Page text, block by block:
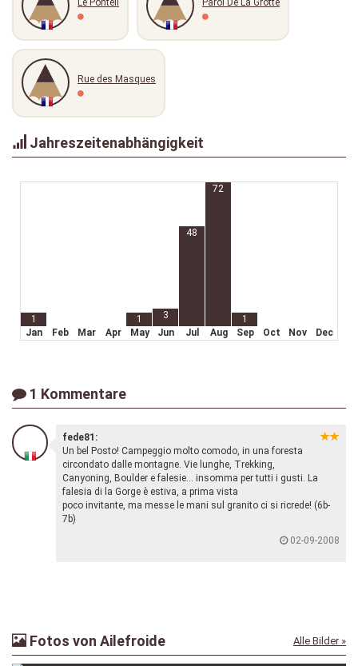
Le Ponteil Paroi De La Grotte
Rue des Masques
Jahreszeitenabhängigkeit
1 1 3
48
72
1
Jan
Feb Mar Apr May Jun Jul Aug Sep Oct Nov Dec
1 Kommentare
fede81:
Un bel Posto! Campeggio molto comodo, in una foresta
circondato dalle montagne. Vie lunghe, Trekking,
Canyoning, Boulder e falesie... insomma per tutti i gusti. La
falesia di la Gorge è estiva, a prima vista
poco invitante, ma messe le mani sul granito ci si ricrede! (6b-
7b)
02-09-2008
Fotos von Ailefroide Alle Bilder »